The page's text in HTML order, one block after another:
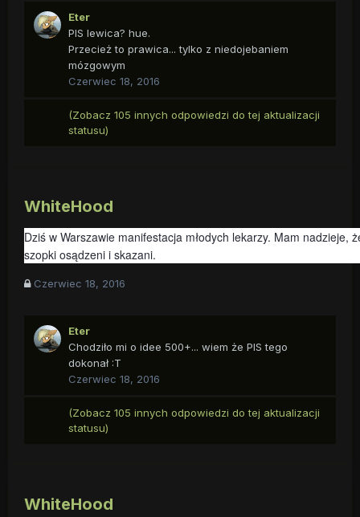
Eter
PIS lewica? hue.
Przecież to prawica... tylko z niedojebaniem
mózgowym
Czerwiec 18, 2016
(Zobacz 105 innych odpowiedzi do tej aktualizacji
statusu)
WhiteHood
Dziś w Warszawie manifestacja młodych lekarzy. Mam nadzieje,
szopki osądzeni i skazani.
Czerwiec 18, 2016
Eter
Chodziło mi o idee 500+... wiem że PIS tego
dokonał :T
Czerwiec 18, 2016
(Zobacz 105 innych odpowiedzi do tej aktualizacji
statusu)
WhiteHood